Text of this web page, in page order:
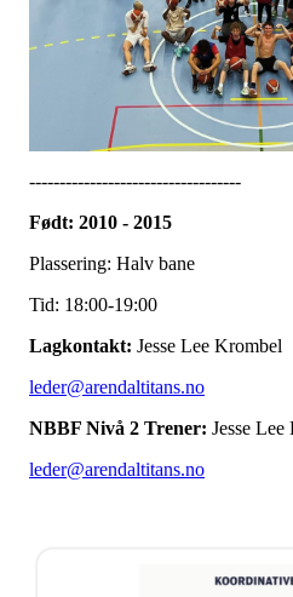
-----------------------------------
Født: 2010 - 2015
Plassering: Halv bane
Tid: 18:00-19:00
Lagkontakt: Jesse Lee Krombel
leder@arendaltitans.no
NBBF Nivå 2 Trener: Jesse
leder@arendaltitans.no